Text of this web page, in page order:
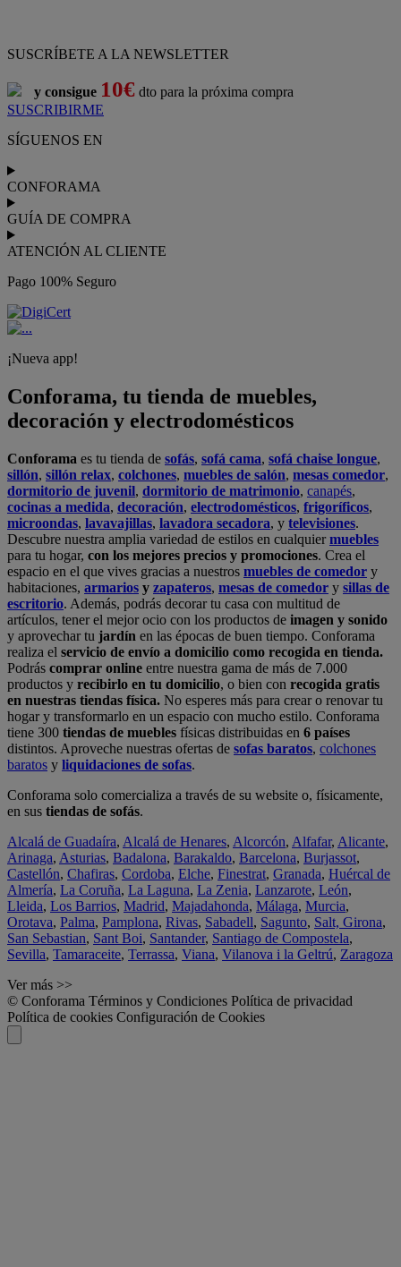
SUSCRÍBETE A LA NEWSLETTER
y consigue 10€ dto para la próxima compra
SUSCRIBIRME
SÍGUENOS EN
CONFORAMA
GUÍA DE COMPRA
ATENCIÓN AL CLIENTE
Pago 100% Seguro
¡Nueva app!
Conforama, tu tienda de muebles,
decoración y electrodomésticos
Conforama es tu tienda de sofás, sofá cama, sofá chaise longue,
sillón, sillón relax, colchones, muebles de salón, mesas comedor,
dormitorio de juvenil, dormitorio de matrimonio, canapés,
cocinas a medida, decoración, electrodomésticos, frigoríficos,
microondas, lavavajillas, lavadora secadora, y televisiones.
Descubre nuestra amplia variedad de estilos en cualquiermuebles
para tu hogar, con los mejores precios y promociones. Crea el
espacio en el que vives gracias a nuestros muebles de comedor y
habitaciones, armarios y zapateros, mesas de comedor y sillas de
escritorio. Además, podrás decorar tu casa con multitud de
artículos, tener el mejor ocio con los productos de imagen y sonido
y aprovechar tu jardín en las épocas de buen tiempo. Conforama
realiza el servicio de envío a domicilio como recogida en tienda.
Podrás comprar online entre nuestra gama de más de 7.000
productos y recibirlo en tu domicilio, o bien con recogida gratis
en nuestras tiendas física. No esperes más para crear o renovar tu
hogar y transformarlo en un espacio con mucho estilo. Conforama
tiene 300 tiendas de muebles físicas distribuidas en 6 países
distintos. Aproveche nuestras ofertas de sofas baratos, colchones
baratos y liquidaciones de sofas.
Conforama solo comercializa a través de su website o, físicamente,
en sus tiendas de sofás.
Alcalá de Guadaíra, Alcalá de Henares, Alcorcón, Alfafar, Alicante,
Arinaga, Asturias, Badalona, Barakaldo, Barcelona, Burjassot,
Castellón, Chafiras, Cordoba, Elche, Finestrat, Granada, Huércal de
Almería, La Coruña, La Laguna, La Zenia, Lanzarote, León,
Lleida, Los Barrios, Madrid, Majadahonda, Málaga, Murcia,
Orotava, Palma, Pamplona, Rivas, Sabadell, Sagunto, Salt, Girona,
San Sebastian, Sant Boi, Santander, Santiago de Compostela,
Sevilla, Tamaraceite, Terrassa, Viana, Vilanova i la Geltrú, Zaragoza
Ver más >>
© Conforama Términos y Condiciones Política de privacidad
Política de cookies Configuración de Cookies